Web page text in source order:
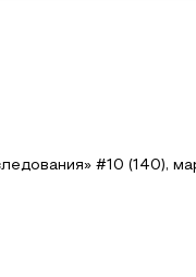
#10 (140),